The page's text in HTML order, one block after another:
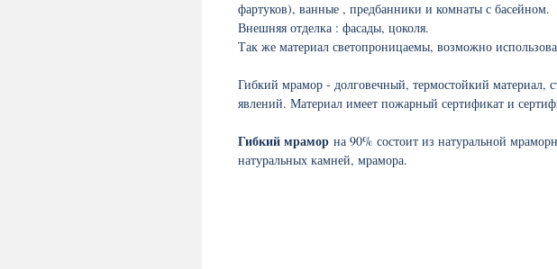
фартуков), ванные , предбанники и комнаты с басейном.
Внешняя отделка : фасады, цоколя.
Так же материал светопроницаемы, возможно
Гибкий мрамор - долговечный, термостойкий материал,
явлений. Материал имеет пожарный сертификат и
Гибкий мрамор на 90% состоит из натуральной
натуральных камней, мрамора.